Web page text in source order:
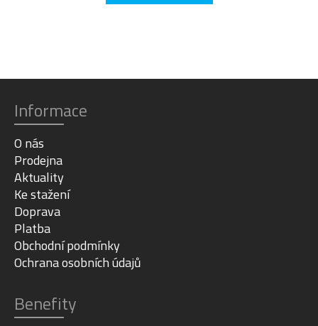
Informace
O nás
Prodejna
Aktuality
Ke stažení
Doprava
Platba
Obchodní podmínky
Ochrana osobních údajů
Benefity